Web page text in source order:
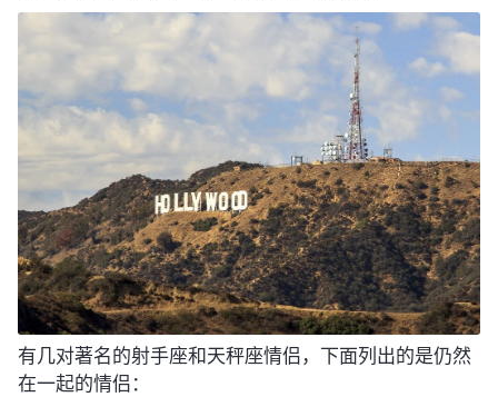
有几对著名的射手座和天秤座情侣，下面列出的是仍然
在一起的情侣：